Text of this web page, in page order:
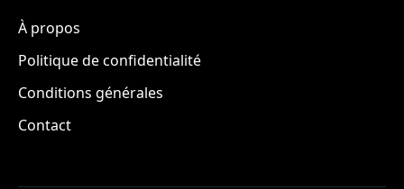
À propos
Politique de confidentialité
Conditions générales
Contact